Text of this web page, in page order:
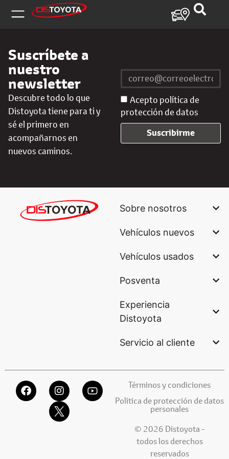
Suscríbete a
nuestro
newsletter
Descubre todo lo que
Distoyota tiene para ti y
sé el primero en
acompañarnos en
nuevos caminos.
Acepto política de
protección de datos
Suscribirme
Sobre nosotros
Vehículos nuevos
Vehículos usados
Posventa
Experiencia
Distoyota
Servicio al cliente
Términos y condiciones
Política de protección de datos
personales
© 2026 Distoyota -
todos los derechos
reservados